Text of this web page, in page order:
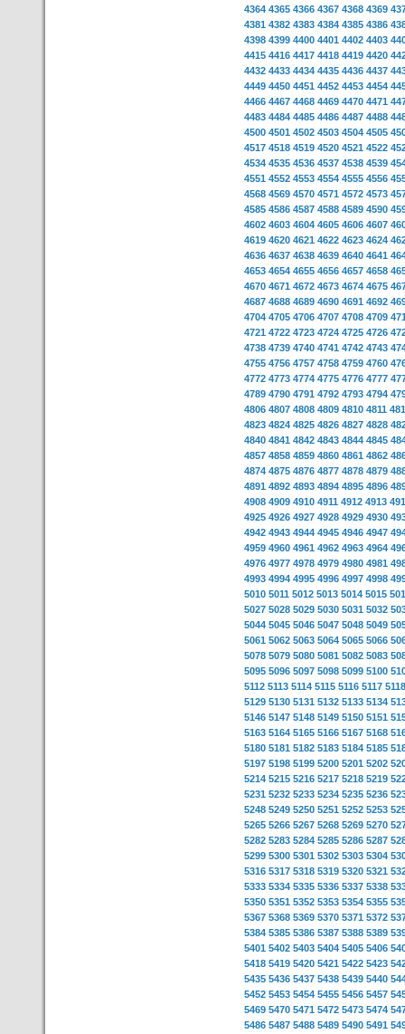
4364 4365 4366 4367 4368 4369
4381 4382 4383 4384 4385 4386
4398 4399 4400 4401 4402 4403
4415 4416 4417 4418 4419 4420
4432 4433 4434 4435 4436 4437
4449 4450 4451 4452 4453 4454
4466 4467 4468 4469 4470 4471
4483 4484 4485 4486 4487 4488
4500 4501 4502 4503 4504 4505
4517 4518 4519 4520 4521 4522
4534 4535 4536 4537 4538 4539
4551 4552 4553 4554 4555 4556
4568 4569 4570 4571 4572 4573
4585 4586 4587 4588 4589 4590
4602 4603 4604 4605 4606 4607
4619 4620 4621 4622 4623 4624
4636 4637 4638 4639 4640 4641
4653 4654 4655 4656 4657 4658
4670 4671 4672 4673 4674 4675
4687 4688 4689 4690 4691 4692
4704 4705 4706 4707 4708 4709
4721 4722 4723 4724 4725 4726
4738 4739 4740 4741 4742 4743
4755 4756 4757 4758 4759 4760
4772 4773 4774 4775 4776 4777
4789 4790 4791 4792 4793 4794
4806 4807 4808 4809 4810 4811
4823 4824 4825 4826 4827 4828
4840 4841 4842 4843 4844 4845
4857 4858 4859 4860 4861 4862
4874 4875 4876 4877 4878 4879
4891 4892 4893 4894 4895 4896
4908 4909 4910 4911 4912 4913
4925 4926 4927 4928 4929 4930
4942 4943 4944 4945 4946 4947
4959 4960 4961 4962 4963 4964
4976 4977 4978 4979 4980 4981
4993 4994 4995 4996 4997 4998
5010 5011 5012 5013 5014 5015
5027 5028 5029 5030 5031 5032
5044 5045 5046 5047 5048 5049
5061 5062 5063 5064 5065 5066
5078 5079 5080 5081 5082 5083
5095 5096 5097 5098 5099 5100
5112 5113 5114 5115 5116 5117 5118
5129 5130 5131 5132 5133 5134
5146 5147 5148 5149 5150 5151
5163 5164 5165 5166 5167 5168
5180 5181 5182 5183 5184 5185
5197 5198 5199 5200 5201 5202
5214 5215 5216 5217 5218 5219
5231 5232 5233 5234 5235 5236
5248 5249 5250 5251 5252 5253
5265 5266 5267 5268 5269 5270
5282 5283 5284 5285 5286 5287
5299 5300 5301 5302 5303 5304
5316 5317 5318 5319 5320 5321
5333 5334 5335 5336 5337 5338
5350 5351 5352 5353 5354 5355
5367 5368 5369 5370 5371 5372
5384 5385 5386 5387 5388 5389
5401 5402 5403 5404 5405 5406
5418 5419 5420 5421 5422 5423
5435 5436 5437 5438 5439 5440
5452 5453 5454 5455 5456 5457
5469 5470 5471 5472 5473 5474
5486 5487 5488 5489 5490 5491